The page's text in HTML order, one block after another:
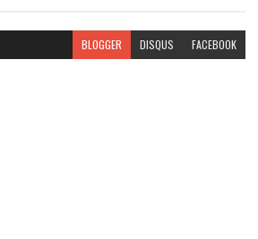
BLOGGER DISQUS FACEBOOK